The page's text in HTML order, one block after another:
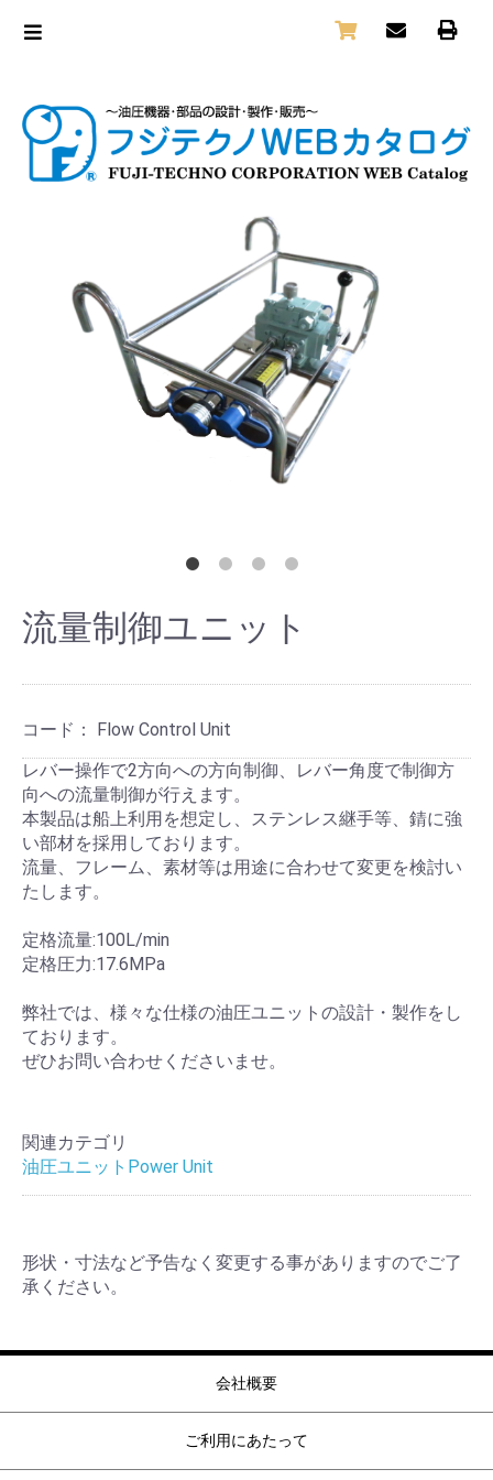
流量制御ユニット
コード： Flow Control Unit
レバー操作で2方向への方向制御、レバー角度で制御方
向への流量制御が行えます。
本製品は船上利用を想定し、ステンレス継手等、錆に強
い部材を採用しております。
流量、フレーム、素材等は用途に合わせて変更を検討い
たします。
定格流量:100L/min
定格圧力:17.6MPa
弊社では、様々な仕様の油圧ユニットの設計・製作をし
ております。
ぜひお問い合わせくださいませ。
関連カテゴリ
油圧ユニットPower Unit
形状・寸法など予告なく変更する事がありますのでご了
承ください。
会社概要
ご利用にあたって